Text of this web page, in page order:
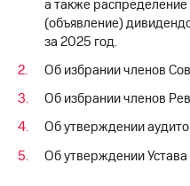
капитал
Контроль
и
Рынок
акций
Описание
Программа
приобретения
а также
(объявление)
за 2025 год.
Об избрании членов
Об избрании членов
Об утверждении
Об утверждении